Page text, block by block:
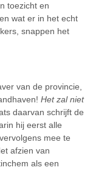
toezicht en
wat er in het echt
snappen het
van de provincie,
Het zal niet
daarvan schrijft de
hij eerst alle
mee te
afzien van
als een